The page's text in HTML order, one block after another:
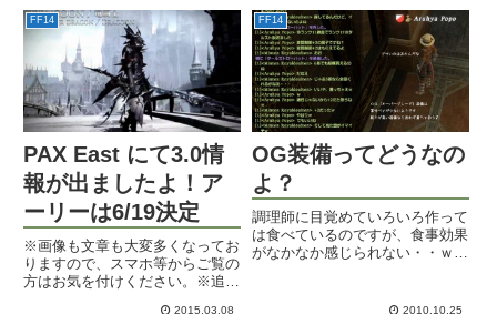
FF14
PAX East にて3.0情
報が出ましたよ！ア
ーリーは6/19決定
※画像も文章も大変多くなってお
りますので、スマホ等からご覧の
方はお気を付けください。※追記
2015.03.08
FF14
OG装備ってどうなの
よ？
調理師に目覚めていろいろ作って
は食べているのですが、食事効果
がなかなか感じられない・・ｗま
しいと感じる食事が違うため、な
2010.10.25